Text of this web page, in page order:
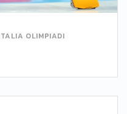
OLIMPIADI